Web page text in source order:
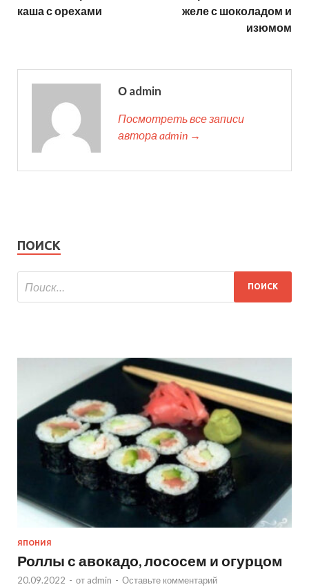
каша с орехами
желе с шоколадом и
изюмом
О admin
Посмотреть все записи
автора admin →
ПОИСК
ЯПОНИЯ
Роллы с авокадо, лососем и огурцом
20.09.2022 - от admin - Оставьте комментарий